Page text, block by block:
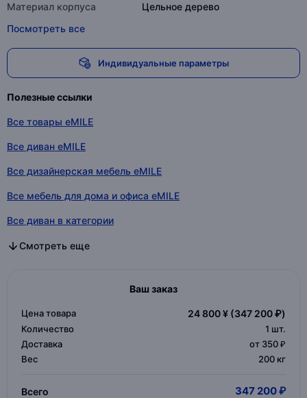
Материал корпуса
Цельное дерево
Посмотреть все
Индивидуальные параметры
Полезные ссылки
Все товары eMILE
Все диван eMILE
Все дизайнерская мебель eMILE
Все мебель для дома и офиса eMILE
Все диван в категории
Все дизайнерская мебель в категории
Все мебель для дома и офиса в категории
Смотреть еще
Ваш заказ
Цена товара 24 800 ¥ (347 200 ₽)
Количество 1 шт.
Доставка
от 350 ₽
Вес
200 кг
Всего 347 200 ₽